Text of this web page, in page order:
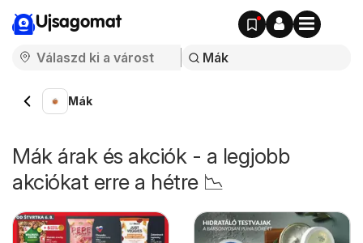
Ujsagomat
Mák
Mák árak és akciók - a legjobb
akciókat erre a hétre 📉